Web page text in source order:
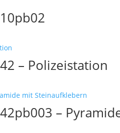
– Polizeistation
–